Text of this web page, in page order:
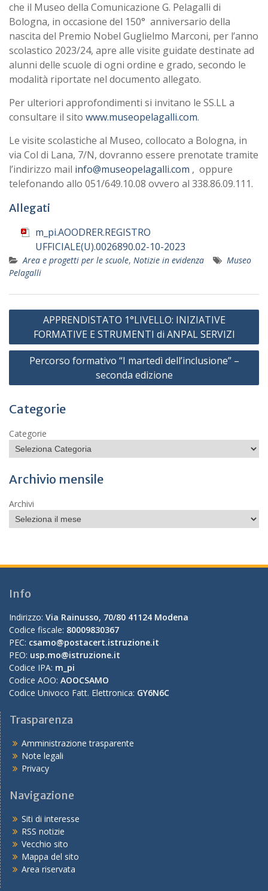
che il Museo della Comunicazione G. Pelagalli di
Bologna, in occasione del 150° anniversario della
nascita del Premio Nobel Guglielmo Marconi, per l’anno
scolastico 2023/24, apre alle visite guidate destinate ad
alunni delle scuole di ogni ordine e grado, secondo le
modalità riportate nel documento allegato.
Per ulteriori approfondimenti si invitano le SS.LL a
consultare il sito www.museopelagalli.com.
Le visite scolastiche al Museo, collocato a Bologna, in
via Col di Lana, 7/N, dovranno essere prenotate tramite
l’indirizzo mail info@museopelagalli.com , oppure
telefonando allo 051/649.10.08 ovvero al 338.86.09.111.
Allegati
m_pi.AOODRER.REGISTRO
UFFICIALE(U).0026890.02-10-2023
Area e progetti per le scuole, Notizie in evidenza
Museo
Pelagalli
Navigazione
articoli
APPRENDISTATO 1°LIVELLO: INIZIATIVE
FORMATIVE E STRUMENTI di ANPAL SERVIZI
Percorso formativo “I martedì dell’inclusione” –
seconda edizione
Categorie
Categorie
Archivio mensile
Archivi
Info
Indirizzo: Via Rainusso, 70/80 41124 Modena
Codice fiscale: 80009830367
PEC: csamo@postacert.istruzione.it
PEO: usp.mo@istruzione.it
Codice IPA: m_pi
Codice AOO: AOOCSAMO
Codice Univoco Fatt. Elettronica: GY6N6C
Trasparenza
Amministrazione trasparente
Note legali
Privacy
Navigazione
Siti di interesse
RSS notizie
Vecchio sito
Mappa del sito
Area riservata